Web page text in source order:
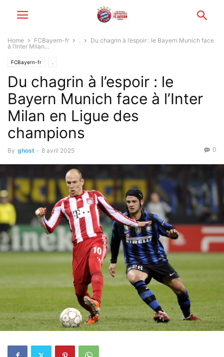
Home FCBayern-fr .
Du chagrin à l’espoir : le Bayern Munich face
à l’Inter Milan...
FCBayern-fr .
Du chagrin à l’espoir : le
Bayern Munich face à l’Inter
Milan en Ligue des
champions
By ghost - 8 avril 2025 0